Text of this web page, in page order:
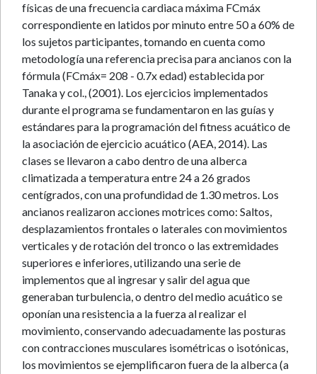
físicas de una frecuencia cardiaca máxima FCmáx
correspondiente en latidos por minuto entre 50 a 60% de
los sujetos participantes, tomando en cuenta como
metodología una referencia precisa para ancianos con la
fórmula (FCmáx= 208 - 0.7x edad) establecida por
Tanaka y col., (2001). Los ejercicios implementados
durante el programa se fundamentaron en las guías y
estándares para la programación del fitness acuático de
la asociación de ejercicio acuático (AEA, 2014). Las
clases se llevaron a cabo dentro de una alberca
climatizada a temperatura entre 24 a 26 grados
centígrados, con una profundidad de 1.30 metros. Los
ancianos realizaron acciones motrices como: Saltos,
desplazamientos frontales o laterales con movimientos
verticales y de rotación del tronco o las extremidades
superiores e inferiores, utilizando una serie de
implementos que al ingresar y salir del agua que
generaban turbulencia, o dentro del medio acuático se
oponían una resistencia a la fuerza al realizar el
movimiento, conservando adecuadamente las posturas
con contracciones musculares isométricas o isotónicas,
los movimientos se ejemplificaron fuera de la alberca (a